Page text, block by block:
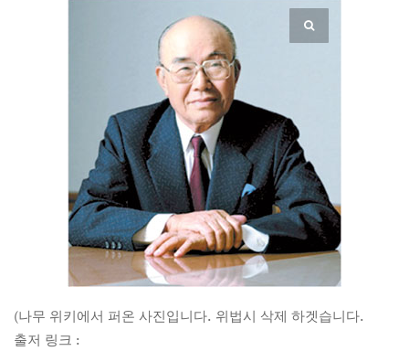
(나무 위키에서 퍼온 사진입니다. 위법시 삭제 하겟습니다.
출저 링크 :